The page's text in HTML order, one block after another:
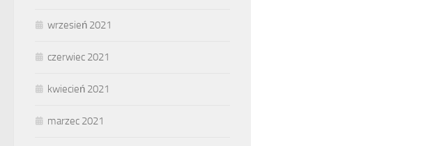
wrzesień 2021
czerwiec 2021
kwiecień 2021
marzec 2021